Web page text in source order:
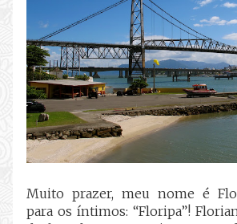
Muito prazer, meu nome é
para os íntimos: “Floripa”!